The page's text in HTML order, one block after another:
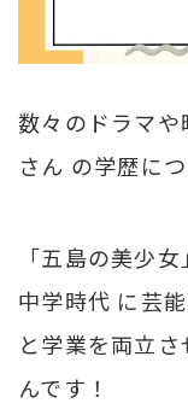
数々のドラマ
さん の学歴に
「五島の美少
中学時代 に芸
と学業を両立
んです！